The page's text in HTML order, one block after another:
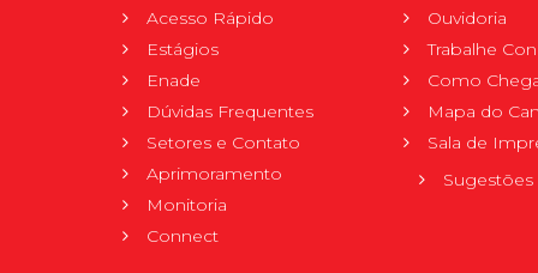
Acesso Rápido
Estágios
Enade
Dúvidas Frequentes
Setores e Contato
Aprimoramento
Monitoria
Connect
Ouvidoria
Trabalhe
Como
Mapa do
Sala de